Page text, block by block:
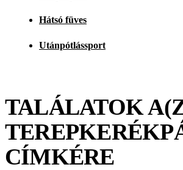
Hátsó füves
Utánpótlássport
TALÁLATOK
CÍMKÉRE